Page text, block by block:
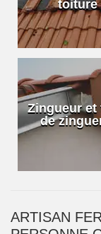
toiture
Zingueur et
de
ARTISAN